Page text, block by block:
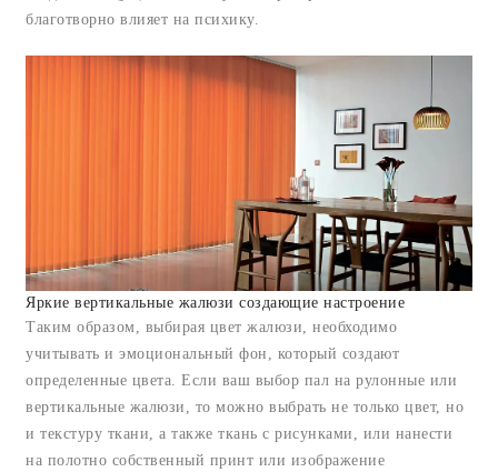
благотворно влияет на психику.
Яркие вертикальные жалюзи создающие настроение
Таким образом, выбирая цвет жалюзи, необходимо
учитывать и эмоциональный фон, который создают
определенные цвета. Если ваш выбор пал на рулонные или
вертикальные жалюзи, то можно выбрать не только цвет, но
и текстуру ткани, а также ткань с рисунками, или нанести
на полотно собственный принт или изображение